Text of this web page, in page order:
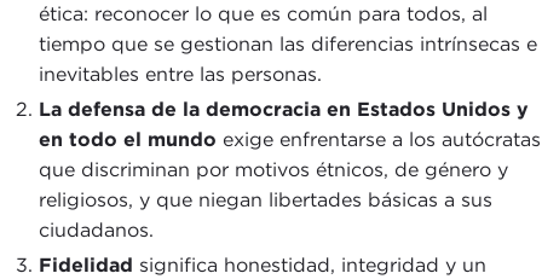
ética: reconocer lo que es común para todos, al
tiempo que se gestionan las diferencias intrínsecas e
inevitables entre las personas.
La defensa de la democracia en Estados Unidos y
en todo el mundo exige enfrentarse a los autócratas
que discriminan por motivos étnicos, de género y
religiosos, y que niegan libertades básicas a sus
ciudadanos.
Fidelidad significa honestidad, integridad y un